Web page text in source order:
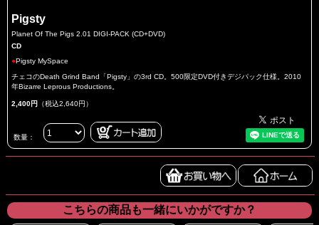
Pigsty
Planet Of The Pigs 2.01 DIGI-PACK (CD+DVD)
CD
●Pigsty MySpace
チェコのDeath Grind Band「Pigsty」の3rd CD。500限定DVD付きデジパック仕様。2010
年Bizarre Leprous Productions。
2,400円 （税込2,640円）
数量：
こちらの商品も一緒にいかがですか？